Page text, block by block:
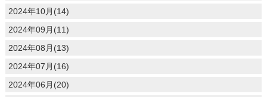
2024年10月(14)
2024年09月(11)
2024年08月(13)
2024年07月(16)
2024年06月(20)